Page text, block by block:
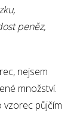
peněz,
nejsem
množství.
vzorec půjčím